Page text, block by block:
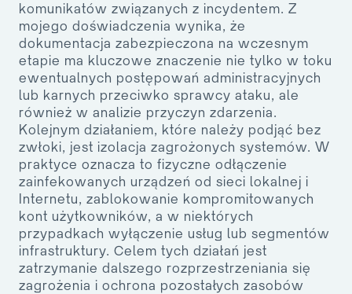
komunikatów związanych z incydentem. Z
mojego doświadczenia wynika, że
dokumentacja zabezpieczona na wczesnym
etapie ma kluczowe znaczenie nie tylko w toku
ewentualnych postępowań administracyjnych
lub karnych przeciwko sprawcy ataku, ale
również w analizie przyczyn zdarzenia.
Kolejnym działaniem, które należy podjąć bez
zwłoki, jest izolacja zagrożonych systemów. W
praktyce oznacza to fizyczne odłączenie
zainfekowanych urządzeń od sieci lokalnej i
Internetu, zablokowanie kompromitowanych
kont użytkowników, a w niektórych
przypadkach wyłączenie usług lub segmentów
infrastruktury. Celem tych działań jest
zatrzymanie dalszego rozprzestrzeniania się
zagrożenia i ochrona pozostałych zasobów